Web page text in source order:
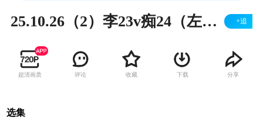
25.10.26（2）李23v痴24（左胜） +追
超清画质 评论 收藏 下载 分享
选集